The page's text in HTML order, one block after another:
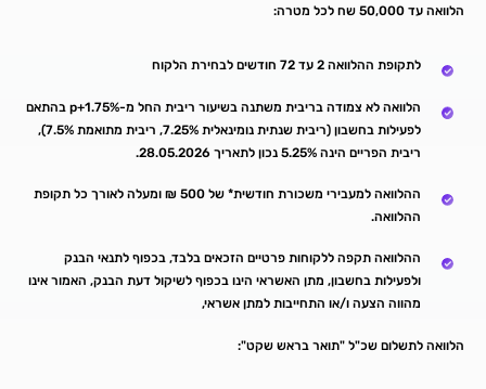
הלוואה עד 50,000 שח לכל מטרה:
לתקופת ההלוואה 2 עד 72 חודשים לבחירת הלקוח
הלוואה לא צמודה בריבית משתנה בשיעור ריבית החל מ-p+1.75% בהתאם
לפעילות בחשבון (ריבית שנתית נומינאלית 7.25%, ריבית מתואמת 7.5%),
ריבית הפריים הינה 5.25% נכון לתאריך 28.05.2026.
ההלוואה למעבירי משכורת חודשית* של 500 ₪ ומעלה לאורך כל תקופת
ההלוואה.
ההלוואה תקפה ללקוחות פרטיים הזכאים בלבד, בכפוף לתנאי הבנק
ולפעילות בחשבון, מתן האשראי הינו בכפוף לשיקול דעת הבנק, האמור אינו
מהווה הצעה ו/או התחייבות למתן אשראי,
הלוואה לתשלום שכ"ל "תואר בראש שקט":